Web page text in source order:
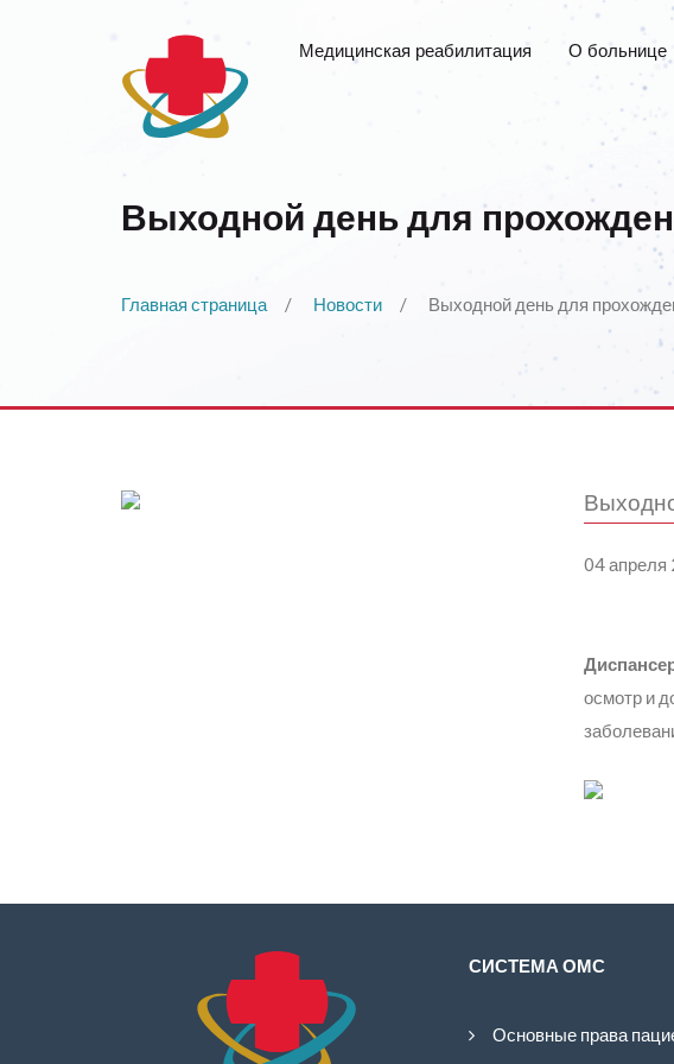
Медицинская реабилитация О больнице
Выходной день для
Главная страница Новости Выходной день для
04 апреля
осмотр и
СИСТЕМА ОМС
Основные права